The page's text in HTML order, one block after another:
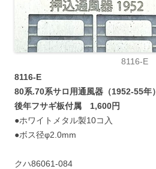
8116-E
8116-E
80系.70系サロ用通風器（1952-55年）
後年フサギ板付属
1,600円
●ホワイトメタル製10コ入
●ボス径φ2.0mm
クハ86061-084